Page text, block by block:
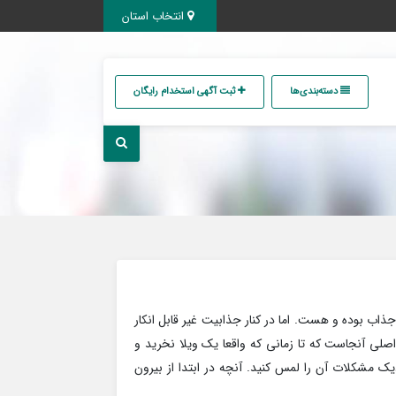
دسته‌بندی‌ها ثبت آگهی استخدام رایگان
بوده و هست. اما در کنار جذابیت غیر قابل انکار
آنجاست که تا زمانی که واقعا یک ویلا نخرید و
مشکلات آن را لمس کنید. آنچه در ابتدا از بیرون